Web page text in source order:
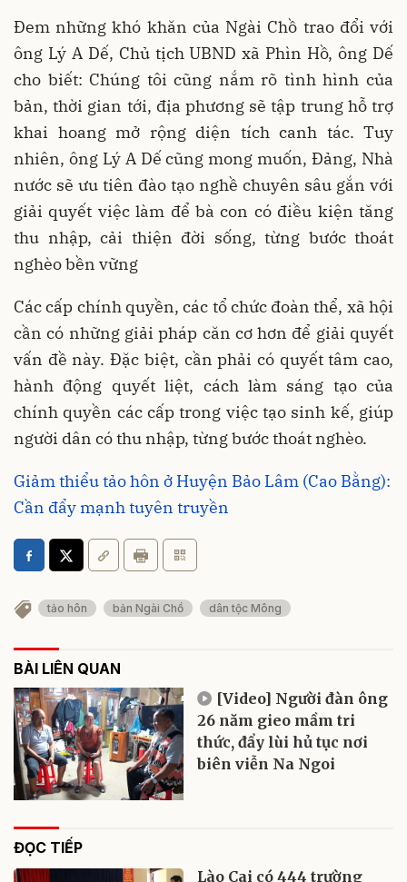
Đem những khó khăn của Ngài Chồ trao đổi với
ông Lý A Dế, Chủ tịch UBND xã Phìn Hồ, ông Dế
cho biết: Chúng tôi cũng nắm rõ tình hình của
bản, thời gian tới, địa phương sẽ tập trung hỗ trợ
khai hoang mở rộng diện tích canh tác. Tuy
nhiên, ông Lý A Dế cũng mong muốn, Đảng, Nhà
nước sẽ ưu tiên đào tạo nghề chuyên sâu gắn với
giải quyết việc làm để bà con có điều kiện tăng
thu nhập, cải thiện đời sống, từng bước thoát
nghèo bền vững
Các cấp chính quyền, các tổ chức đoàn thể, xã hội
cần có những giải pháp căn cơ hơn để giải quyết
vấn đề này. Đặc biệt, cần phải có quyết tâm cao,
hành động quyết liệt, cách làm sáng tạo của
chính quyền các cấp trong việc tạo sinh kế, giúp
người dân có thu nhập, từng bước thoát nghèo.
Giảm thiểu tảo hôn ở Huyện Bảo Lâm (Cao Bằng):
Cần đẩy mạnh tuyên truyền
tảo hôn bản Ngài Chồ dân tộc Mông
BÀI LIÊN QUAN
[Video] Người đàn ông
26 năm gieo mầm tri
thức, đẩy lùi hủ tục nơi
biên viễn Na Ngoi
ĐỌC TIẾP
Lào Cai có 444 trường